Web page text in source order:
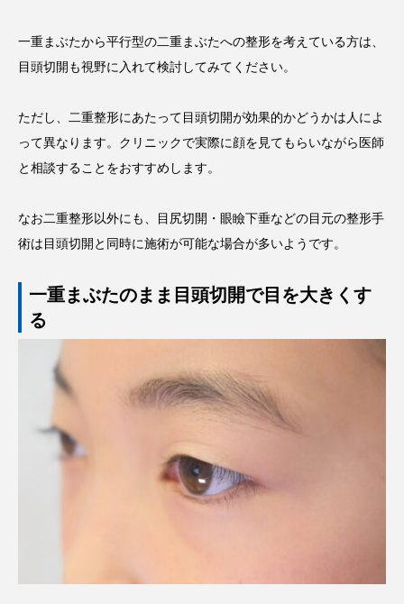
一重まぶたから平行型の二重まぶたへの整形を考えている方は、
目頭切開も視野に入れて検討してみてください。
ただし、二重整形にあたって目頭切開が効果的かどうかは人によ
って異なります。クリニックで実際に顔を見てもらいながら医師
と相談することをおすすめします。
なお二重整形以外にも、目尻切開・眼瞼下垂などの目元の整形手
術は目頭切開と同時に施術が可能な場合が多いようです。
一重まぶたのまま目頭切開で目を大きくす
る